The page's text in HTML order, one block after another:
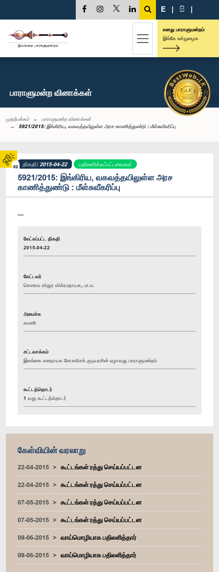
02
E | සි |
எனது பாராளுமன்றம்
இங்கே உள்நுழைக
பாராளுமன்ற வினாக்கள்
முதற்பக்கம்
பாராளுமன்ற வினாக்கள்
5921/2015: இங்கிரிய, வகவத்தயிலுள்ள அரச காணித்துண்டு : மீள்சுவீகரிப்பு
திகதி: 2015-04-22 பதிலளிக்கப்பட்டவைகள்
5921/2015: இங்கிரிய, வகவத்தயிலுள்ள அரச
காணித்துண்டு : மீள்சுவீகரிப்பு
----
கேட்கப்பட்ட திகதி
2015-04-22
கேட்டவர்
கௌரவ விதுர விக்ரமநாயக, பா.உ.
அமைச்சு
காணி
சட்டவாக்கம்
இலங்கை சனநாயக சோசலிசக் குடியரசின் ஏழாவது பாராளுமன்றம்
கூட்டத்தொடர்
1 வது கூட்டத்தொடர்
கேள்வியின் வரலாறு
22-04-2015
கூட்டங்கள் ரத்து செய்யப்பட்டன
22-04-2015
கூட்டங்கள் ரத்து செய்யப்பட்டன
07-05-2015
கூட்டங்கள் ரத்து செய்யப்பட்டன
07-05-2015
கூட்டங்கள் ரத்து செய்யப்பட்டன
09-06-2015
வாய்மொழியாக பதிலளித்தார்
09-06-2015
வாய்மொழியாக பதிலளித்தார்